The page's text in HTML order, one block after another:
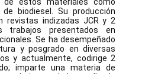
biodiesel. Su producción
revistas indizadas JCR y 2
presentados en
Se ha desempeñado
y posgrado en diversas
y actualmente, codirige 2
imparte una materia de